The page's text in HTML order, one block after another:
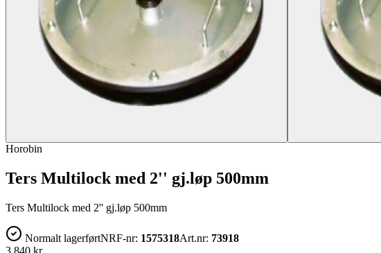
Horobin
Ters Multilock med 2'' gj.løp 500mm
Ters Multilock med 2'' gj.løp 500mm
Normalt lagerførtNRF-nr: 1575318Art.nr: 73918
3 840 kr